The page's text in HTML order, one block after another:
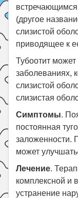
встречающимся
(другое
слизистой
приводящее к
Тубоотит
заболеваниях,
слизистой
слизистая
Симптомы.
постоянная
заложенности.
может
Лечение.
комплексной и
устранение